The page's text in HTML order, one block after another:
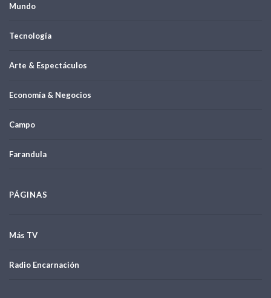
Mundo
Tecnología
Arte & Espectáculos
Economía & Negocios
Campo
Farandula
PÁGINAS
Más TV
Radio Encarnación